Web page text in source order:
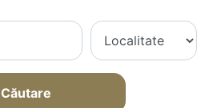
Căutare